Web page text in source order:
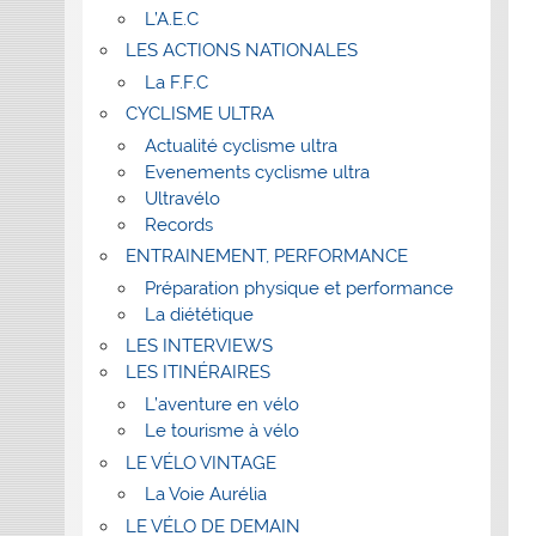
L’A.E.C
LES ACTIONS NATIONALES
La F.F.C
CYCLISME ULTRA
Actualité cyclisme ultra
Evenements cyclisme ultra
Ultravélo
Records
ENTRAINEMENT, PERFORMANCE
Préparation physique et performance
La diététique
LES INTERVIEWS
LES ITINÉRAIRES
L’aventure en vélo
Le tourisme à vélo
LE VÉLO VINTAGE
La Voie Aurélia
LE VÉLO DE DEMAIN